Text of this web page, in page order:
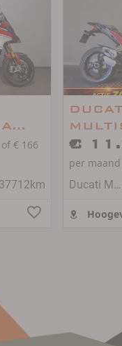
of € 166
37712km
1200
€
per maand
Ducati Multistrada 1200